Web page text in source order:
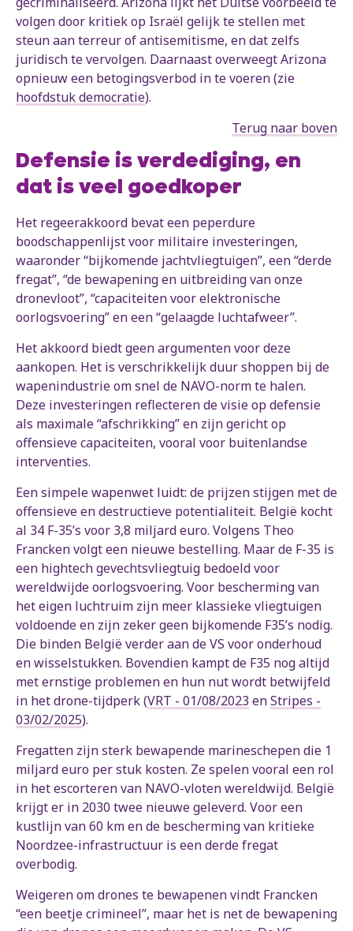
volgen door kritiek op Israël gelijk te stellen met
steun aan terreur of antisemitisme, en dat zelfs
juridisch te vervolgen. Daarnaast overweegt Arizona
opnieuw een betogingsverbod in te voeren (zie
hoofdstuk democratie).
Terug naar boven
Defensie is verdediging, en
dat is veel goedkoper
Het regeerakkoord bevat een peperdure
boodschappenlijst voor militaire investeringen,
waaronder “bijkomende jachtvliegtuigen”, een “derde
fregat”, “de bewapening en uitbreiding van onze
dronevloot”, “capaciteiten voor elektronische
oorlogsvoering” en een “gelaagde luchtafweer”.
Het akkoord biedt geen argumenten voor deze
aankopen. Het is verschrikkelijk duur shoppen bij de
wapenindustrie om snel de NAVO-norm te halen.
Deze investeringen reflecteren de visie op defensie
als maximale “afschrikking” en zijn gericht op
offensieve capaciteiten, vooral voor buitenlandse
interventies.
Een simpele wapenwet luidt: de prijzen stijgen met de
offensieve en destructieve potentialiteit. België kocht
al 34 F-35’s voor 3,8 miljard euro. Volgens Theo
Francken volgt een nieuwe bestelling. Maar de F-35 is
een hightech gevechtsvliegtuig bedoeld voor
wereldwijde oorlogsvoering. Voor bescherming van
het eigen luchtruim zijn meer klassieke vliegtuigen
voldoende en zijn zeker geen bijkomende F35’s nodig.
Die binden België verder aan de VS voor onderhoud
en wisselstukken. Bovendien kampt de F35 nog altijd
met ernstige problemen en hun nut wordt betwijfeld
in het drone-tijdperk (VRT - 01/08/2023 enStripes -
03/02/2025).
Fregatten zijn sterk bewapende marineschepen die 1
miljard euro per stuk kosten. Ze spelen vooral een rol
in het escorteren van NAVO-vloten wereldwijd. België
krijgt er in 2030 twee nieuwe geleverd. Voor een
kustlijn van 60 km en de bescherming van kritieke
Noordzee-infrastructuur is een derde fregat
overbodig.
Weigeren om drones te bewapenen vindt Francken
“een beetje crimineel”, maar het is net de bewapening